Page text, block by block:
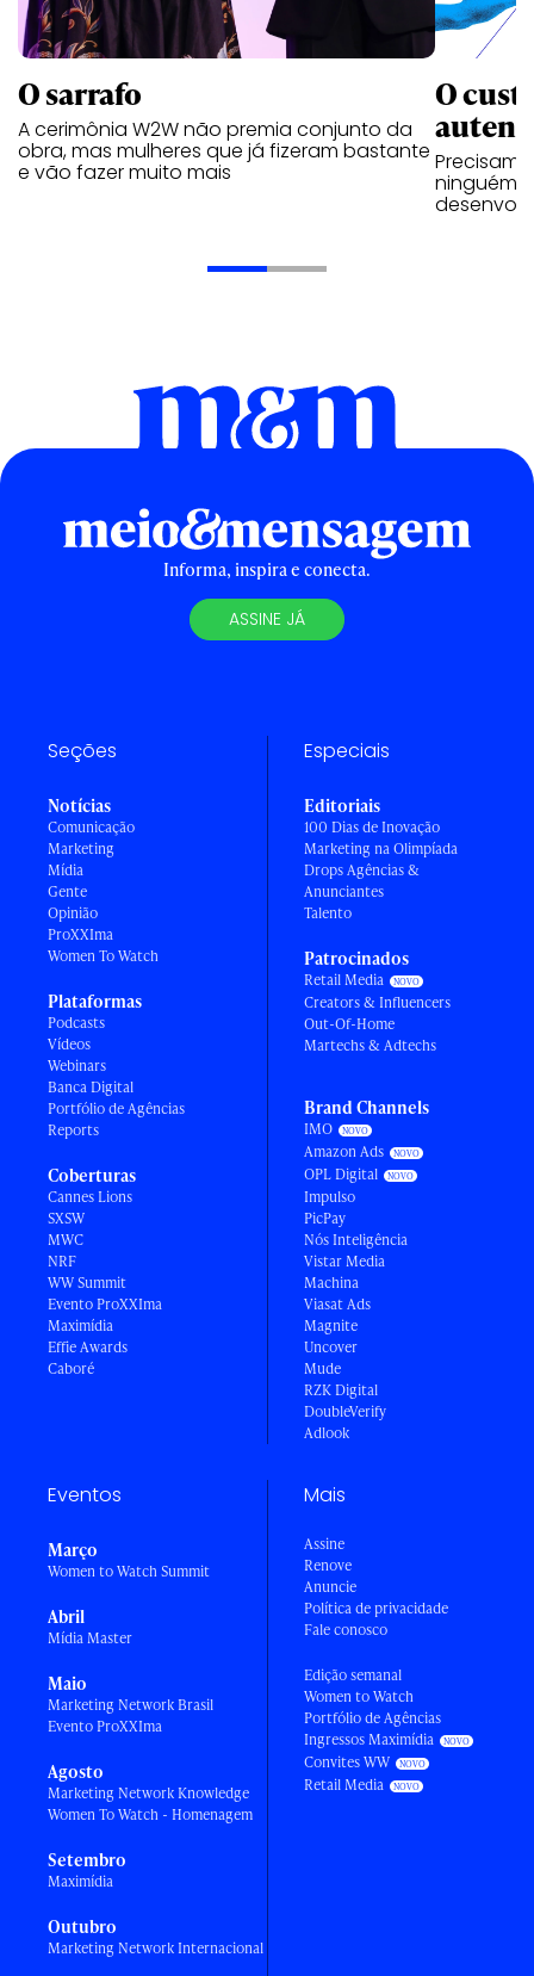
O sarrafo
A cerimônia W2W não premia conjunto da
obra, mas mulheres que já fizeram bastante
e vão fazer muito mais
O
ninguém
Informa, inspira e conecta.
ASSINE JÁ
Seções
Notícias
Comunicação
Marketing
Mídia
Gente
Opinião
ProXXIma
Women To Watch
Plataformas
Podcasts
Vídeos
Webinars
Banca Digital
Portfólio de Agências
Reports
Coberturas
Cannes Lions
SXSW
MWC
NRF
WW Summit
Evento ProXXIma
Maximídia
Effie Awards
Caboré
Especiais
Editoriais
100 Dias de Inovação
Marketing na Olimpíada
Drops Agências &
Anunciantes
Talento
Patrocinados
Retail Media
Creators & Influencers
Out-Of-Home
Martechs & Adtechs
Brand Channels
IMO
Amazon Ads
OPL Digital
Impulso
PicPay
Nós Inteligência
Vistar Media
Machina
Viasat Ads
Magnite
Uncover
Mude
RZK Digital
DoubleVerify
Adlook
Eventos
Março
Women to Watch Summit
Abril
Mídia Master
Maio
Marketing Network Brasil
Evento ProXXIma
Agosto
Marketing Network Knowledge
Women To Watch - Homenagem
Setembro
Maximídia
Outubro
Marketing Network Internacional
Mais
Assine
Renove
Anuncie
Política de privacidade
Fale conosco
Edição semanal
Women to Watch
Portfólio de Agências
Ingressos Maximídia
Convites WW
Retail Media